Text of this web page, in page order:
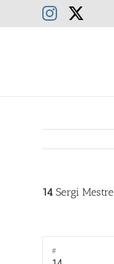
contenido
Instagram
14 Sergi Mestre
#